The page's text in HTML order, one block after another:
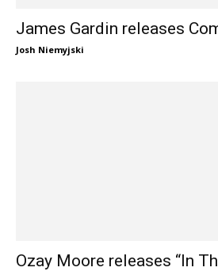
James Gardin releases
Josh Niemyjski
Ozay Moore releases “In